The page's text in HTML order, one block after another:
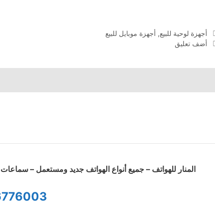
التصنيفات
أجهزة لوحية للبيع, أجهزة موبايل للبيع
أضف تعليق
المنار للهواتف – جميع أنواع الهواتف جديد ومستعمل –